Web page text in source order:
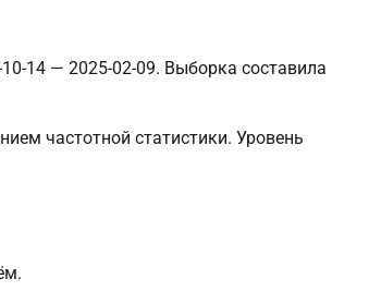
14 — 2025-02-09. Выборка составила
частотной статистики. Уровень